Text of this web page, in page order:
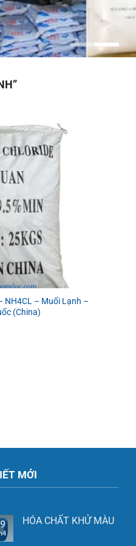
NH4CL – Muối Lạnh –
(China)
MỚI
HÓA CHẤT KHỬ MÀU